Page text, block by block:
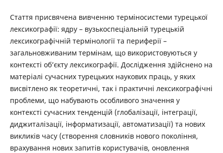
Стаття присвячена вивченню терміносистеми турецької
лексикографії: ядру – вузькоспеціальній турецькій
лексикографічній термінології та периферії –
загальновживаним термінам, що використовуються у
контексті об’єкту лексикографії. Дослідження здійснено на
матеріалі сучасних турецьких наукових праць, у яких
висвітлено як теоретичні, так і практичні лексикографічні
проблеми, що набувають особливого значення у
контексті сучасних тенденцій (глобалізації, інтеграції,
диджиталізації, інформатизації, автоматизації) та нових
викликів часу (створення словників нового покоління,
врахування нових запитів користувачів, оновлення